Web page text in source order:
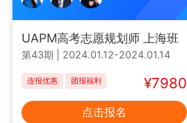
UAPM高考志愿规划师 上海班
第43期 2024.01.12-2024.01.14
连报优惠 团报福利 ¥7980
点击报名